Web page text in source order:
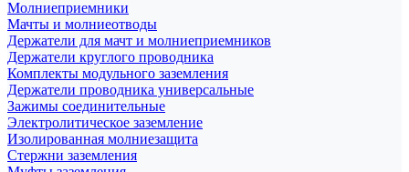
Молниеприемники
Мачты и молниеотводы
Держатели для мачт и молниеприемников
Держатели круглого проводника
Комплекты модульного заземления
Держатели проводника универсальные
Зажимы соединительные
Электролитическое заземление
Изолированная молниезащита
Стержни заземления